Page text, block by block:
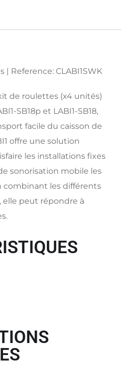
| Reference: CLABI1SWK
de roulettes (x4 unités)
SB18p et LABI1-SB18,
facile du caisson de
offre une solution
les installations fixes
sonorisation mobile les
combinant les différents
elle peut répondre à